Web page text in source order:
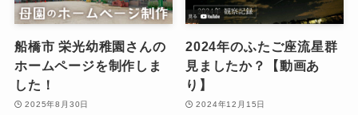
船橋市 栄光幼稚園さんの
ホームページを制作しま
した！
2025年8月30日
2024年のふたご座流星群
見ましたか？【動画あ
り】
2024年12月15日